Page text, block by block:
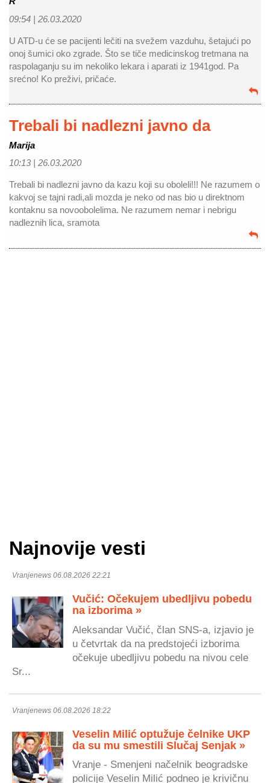
09:54 | 26.03.2020
U ATD-u će se pacijenti lečiti na svežem vazduhu, šetajući po
onoj šumici oko zgrade. Što se tiče medicinskog tretmana na
raspolaganju su im nekoliko lekara i aparati iz 1941god. Pa
srećno! Ko preživi, pričaće.
Trebali bi nadlezni javno da
Marija
10:13 | 26.03.2020
Trebali bi nadlezni javno da kazu koji su oboleli!!! Ne razumem o
kakvoj se tajni radi,ali mozda je neko od nas bio u direktnom
kontaknu sa novoobolelima. Ne razumem nemar i nebrigu
nadleznih lica, sramota
Najnovije vesti
Vranjenews 06.08.2026 22:21
Vučić: Očekujem ubedljivu pobedu
na izborima »
Aleksandar Vučić, član SNS-a, izjavio je
u četvrtak da na predstojeći izborima
očekuje ubedljivu pobedu na nivou cele
Sr...
Vranjenews 06.08.2026 18:22
Veselin Milić optužuje čelnike UKP
da su mu smestili Slučaj Senjak »
Vranje - Smenjeni načelnik beogradske
policije Veselin Milić podneo je krivičnu